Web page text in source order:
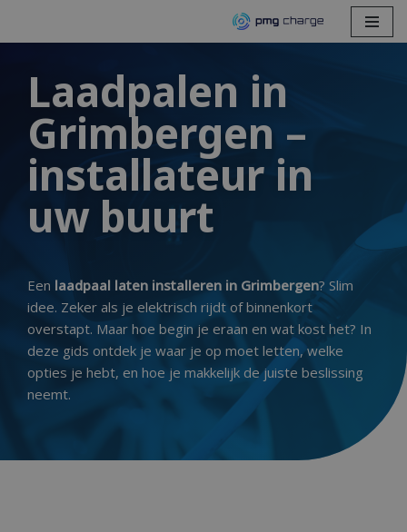
inhoud
Laadpalen in
Grimbergen –
installateur in
uw buurt
Een laadpaal laten installeren in Grimbergen? Slim
idee. Zeker als je elektrisch rijdt of binnenkort
overstapt. Maar hoe begin je eraan en wat kost het? In
deze gids ontdek je waar je op moet letten, welke
opties je hebt, en hoe je makkelijk de juiste beslissing
neemt.